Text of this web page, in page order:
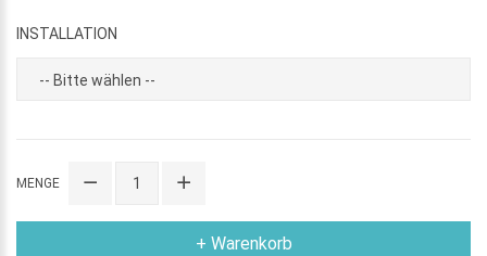
INSTALLATION
MENGE
+ Warenkorb